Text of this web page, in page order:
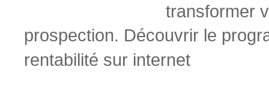
transformer
prospection. Découvrir le
rentabilité sur internet